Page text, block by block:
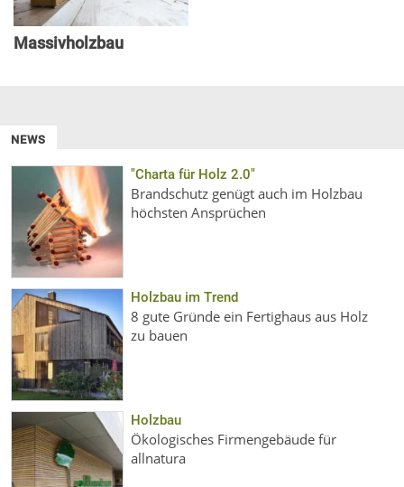
Massivholzbau
NEWS
"Charta für Holz 2.0"
Brandschutz genügt auch im Holzbau
höchsten Ansprüchen
Holzbau im Trend
8 gute Gründe ein Fertighaus aus Holz
zu bauen
Holzbau
Ökologisches Firmengebäude für
allnatura